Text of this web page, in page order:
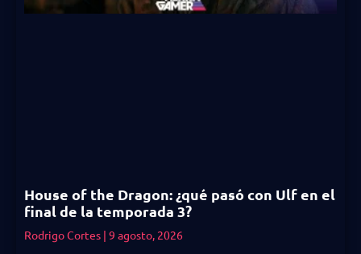
House of the Dragon: ¿qué pasó con Ulf en el
final de la temporada 3?
Rodrigo Cortes 9 agosto, 2026